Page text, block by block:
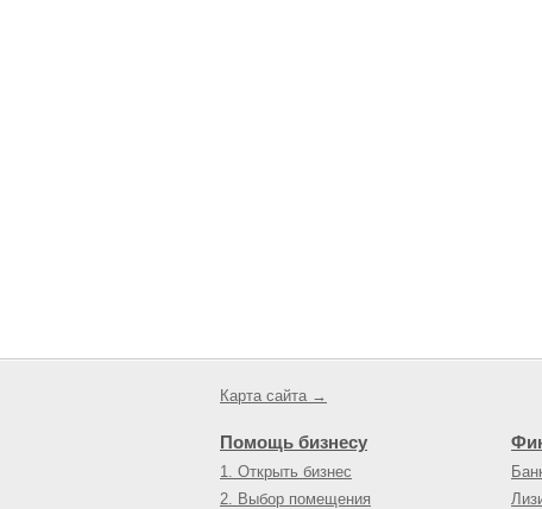
Карта сайта →
Помощь бизнесу
1. Открыть бизнес
2. Выбор помещения